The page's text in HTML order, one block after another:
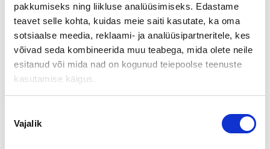
pakkumiseks ning liikluse analüüsimiseks. Edastame
teavet selle kohta, kuidas meie saiti kasutate, ka oma
sotsiaalse meedia, reklaami- ja analüüsipartneritele, kes
võivad seda kombineerida muu teabega, mida olete neile
esitanud või mida nad on kogunud teiepoolse teenuste
kasutamise käigus.
valik
Vajalik
Vuosikymmenten mittaisen toimintahistorian omaava
salolainen Salon Toimistotarvike eli tuttavallisesti
Konttoriforum on saanut uudet omistajat.
Yritys jatkaa tutussa toimipisteessään tutulla henkilökunnalla
ja palvelee laajasti alueen yrityksiä ja yksityishenkilöitä kaikissa
toimisto- ja konttoritarvikeasioissa.
Myymälästä Joensuunkadulta löytyy runsas ja edullinen
valikoima yleisimmistä konttoritarvikkeista ja erikoisemmatkin